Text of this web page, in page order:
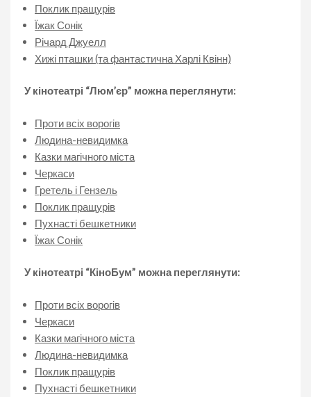
Поклик пращурів
Їжак Сонік
Річард Джуелл
Хижі пташки (та фантастична Харлі Квінн)
У кінотеатрі “Люм’єр” можна переглянути:
Проти всіх ворогів
Людина-невидимка
Казки магічного міста
Черкаси
Гретель і Гензель
Поклик пращурів
Пухнасті бешкетники
Їжак Сонік
У кінотеатрі “КіноБум” можна переглянути:
Проти всіх ворогів
Черкаси
Казки магічного міста
Людина-невидимка
Поклик пращурів
Пухнасті бешкетники